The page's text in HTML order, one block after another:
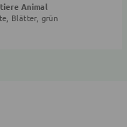
Animal
Blätter, grün